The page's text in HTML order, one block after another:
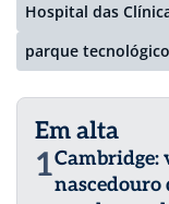
Hospital das
parque tecnológico
Em alta
1Cambridge: